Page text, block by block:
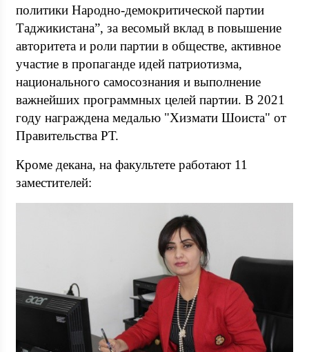
политики Народно-демокритической партии
Таджикистана”, за весомый вклад в повышение
авторитета и роли партии в обществе, активное
участие в пропаганде идей патриотизма,
национального самосознания и выполнение
важнейших программных целей партии. В 2021
году награждена медалью "Хизмати Шоиста" от
Правительства РТ.
Кроме декана, на факультете работают 11
заместителей: